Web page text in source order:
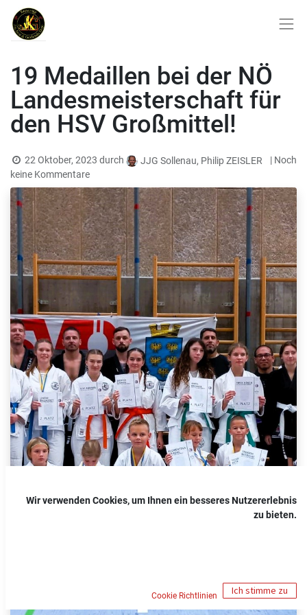
19 Medaillen bei der NÖ
Landesmeisterschaft für
den HSV Großmittel!
22 Oktober, 2023 durch JJG Sollenau, Philip ZEISLER
| Noch
keine Kommentare
Wir verwenden Cookies, um Ihnen ein besseres Nutzererlebnis
zu bieten.
Cookie Richtlinien Ich stimme zu